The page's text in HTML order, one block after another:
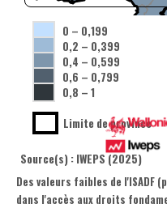
0 – 0,199
0,2 – 0,399
0,4 – 0,599
0,6 – 0,799
0,8 – 1
Limite de province
Source(s) : IWEPS (2025)
Moyenne
Des valeurs faibles de
dans l'accès aux droits